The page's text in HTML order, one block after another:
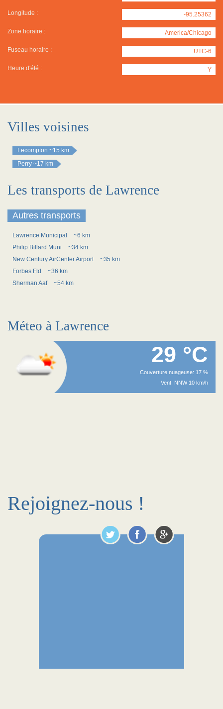
Longitude : -95.25362
Zone horaire : America/Chicago
Fuseau horaire : UTC-6
Heure d'été : Y
Villes voisines
Lecompton ~15 km
Perry ~17 km
Les transports de Lawrence
Autres transports
Lawrence Municipal
~6 km
Philip Billard Muni
~34 km
New Century AirCenter Airport
~35 km
Forbes Fld
~36 km
Sherman Aaf
~54 km
Méteo à Lawrence
29 °C
Couverture nuageuse: 17 %
Vent: NNW 10 km/h
Rejoignez-nous !